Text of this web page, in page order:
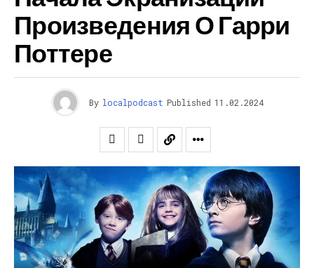
Произведения О Гарри
Поттере
By localpodcast Published 11.02.2024